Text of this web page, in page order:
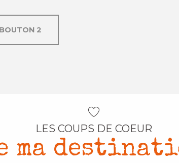
BOUTON 2
LES COUPS DE COEUR
ma